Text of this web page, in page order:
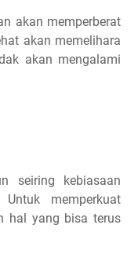
akan memperberat
akan memelihara
akan mengalami
seiring kebiasaan
memperkuat
hal yang bisa terus